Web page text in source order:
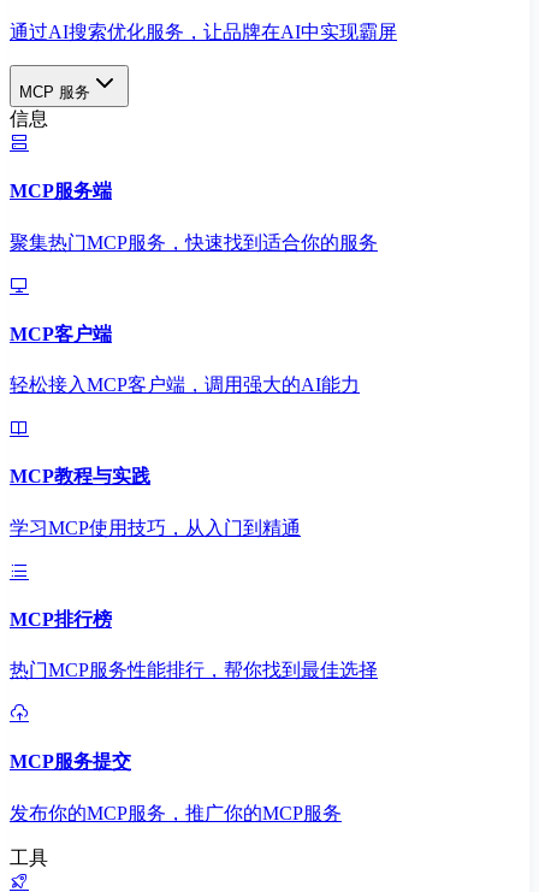
通过AI搜索优化服务，让品牌在AI中实现霸屏
MCP 服务
信息
MCP服务端
聚集热门MCP服务，快速找到适合你的服务
MCP客户端
轻松接入MCP客户端，调用强大的AI能力
MCP教程与实践
学习MCP使用技巧，从入门到精通
MCP排行榜
热门MCP服务性能排行，帮你找到最佳选择
MCP服务提交
发布你的MCP服务，推广你的MCP服务
工具